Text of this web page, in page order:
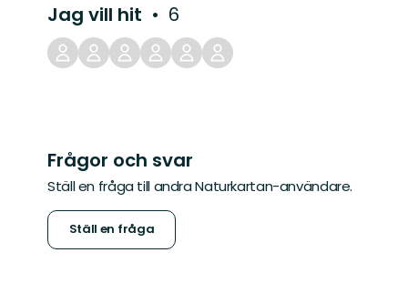
Jag vill hit 6
Frågor och svar
Ställ en fråga till andra Naturkartan-användare.
Ställ en fråga